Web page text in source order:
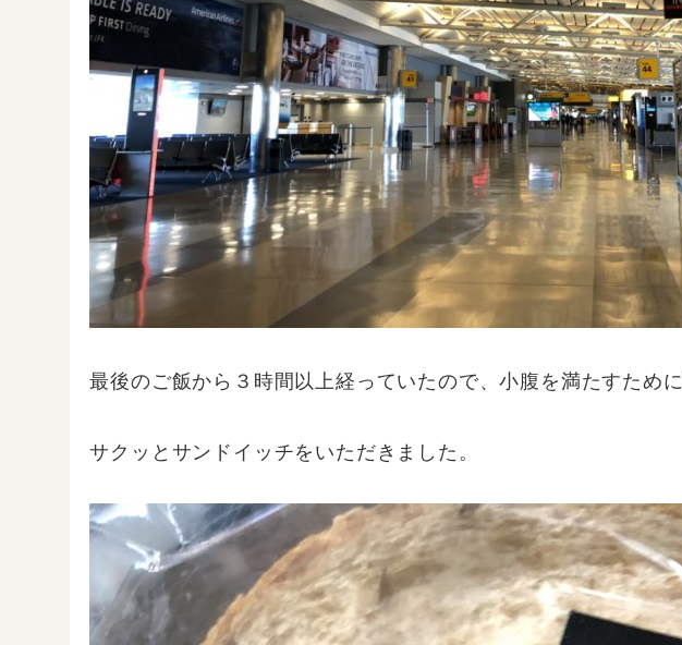
最後のご飯から３時間以上経っていたので、小腹を満たすため
サクッとサンドイッチをいただきました。